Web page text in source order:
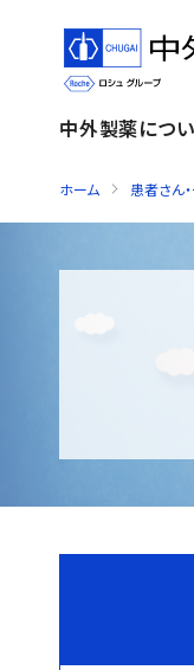
中外製薬につ
ホーム 患者さん